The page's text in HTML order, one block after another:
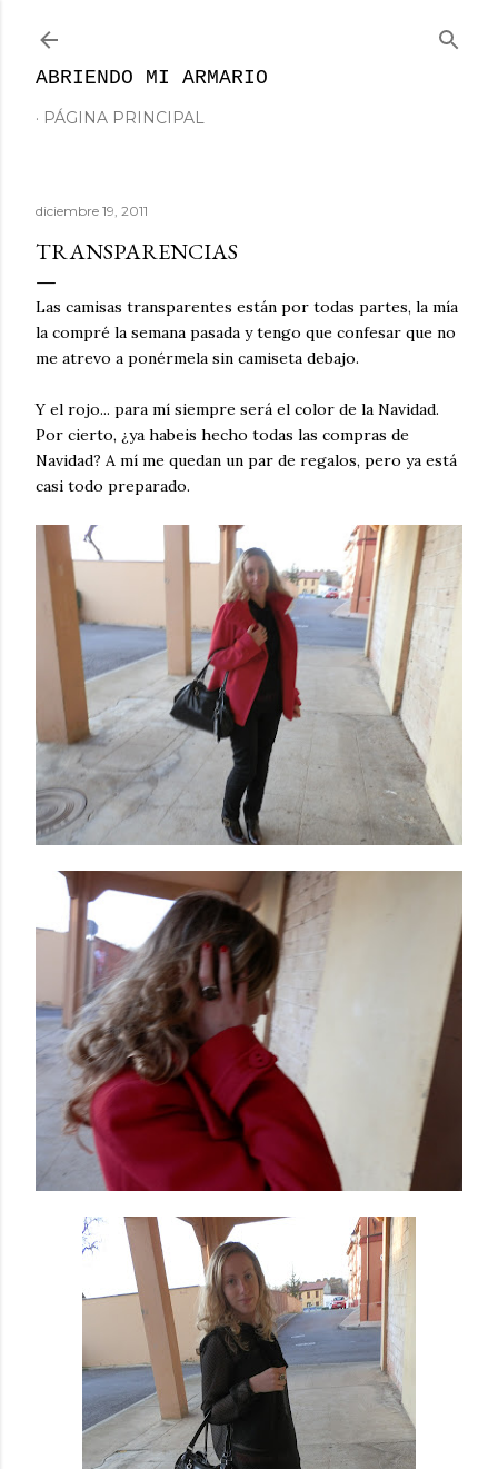
ABRIENDO MI ARMARIO
PÁGINA PRINCIPAL
diciembre 19, 2011
TRANSPARENCIAS
Las camisas transparentes están por todas partes, la mía
la compré la semana pasada y tengo que confesar que no
me atrevo a ponérmela sin camiseta debajo.
Y el rojo... para mí siempre será el color de la Navidad.
Por cierto, ¿ya habeis hecho todas las compras de
Navidad? A mí me quedan un par de regalos, pero ya está
casi todo preparado.